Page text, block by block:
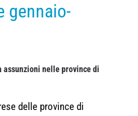
gennaio-
assunzioni nelle province di
delle province di